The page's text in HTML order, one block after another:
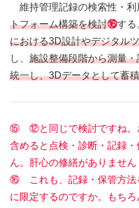
維持管理記録の検索性・利
トフォーム構築を検討⑯する
における3D設計やデジタル
し、 施設整備段階から測量
統一し、3Dデータとして蓄
⑮ ⑫と同じで検討ですね。
含めると点検・診断・記録
ん。肝心の修繕がありません
⑯ これも、記録・保管方法
に限定するのですか。もち